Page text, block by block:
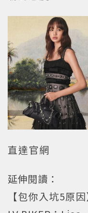
直達官網
延伸閱讀：
【包你入坑5原